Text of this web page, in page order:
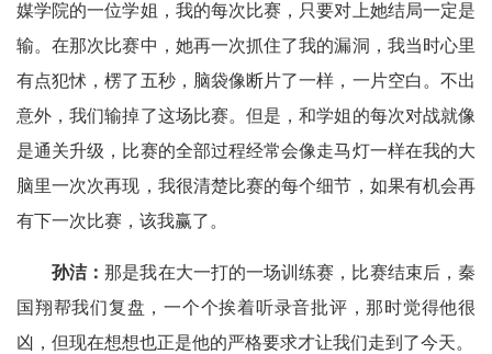
媒学院的一位学姐，我的每次比赛，只要对上她结局一定是
输。在那次比赛中，她再一次抓住了我的漏洞，我当时心里
有点犯怵，楞了五秒，脑袋像断片了一样，一片空白。不出
意外，我们输掉了这场比赛。但是，和学姐的每次对战就像
是通关升级，比赛的全部过程经常会像走马灯一样在我的大
脑里一次次再现，我很清楚比赛的每个细节，如果有机会再
有下一次比赛，该我赢了。
孙洁：那是我在大一打的一场训练赛，比赛结束后，秦
国翔帮我们复盘，一个个挨着听录音批评，那时觉得他很
凶，但现在想想也正是他的严格要求才让我们走到了今天。